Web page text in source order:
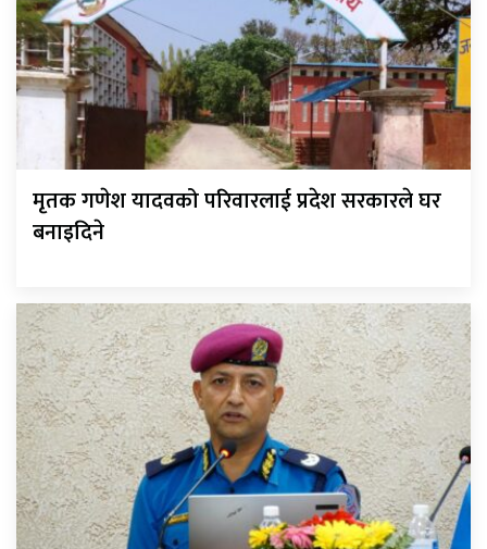
मृतक गणेश यादवको परिवारलाई प्रदेश सरकारले घर
बनाइदिने